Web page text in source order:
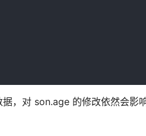
，对 son.age 的修改依然会影